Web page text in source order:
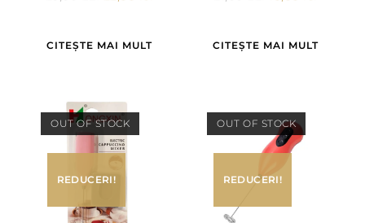
CITEȘTE MAI MULT CITEȘTE MAI MULT
OUT OF STOCK
REDUCERI!
OUT OF STOCK
REDUCERI!